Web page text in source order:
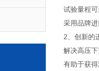
试验量程
采用品牌
2、创新的
解决高压
有助于获